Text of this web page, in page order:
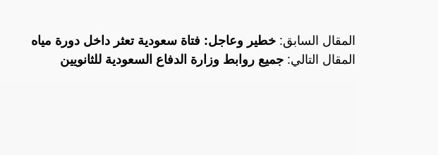
المقال السابق: خطير وعاجل: فتاة سعودية تعثر داخل دورة مياه
المقال التالي: جميع روابط وزارة الدفاع السعودية للثانويين